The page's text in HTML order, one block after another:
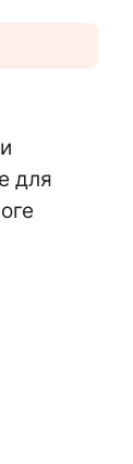
для